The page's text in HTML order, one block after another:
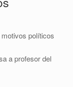
políticos
a profesor del